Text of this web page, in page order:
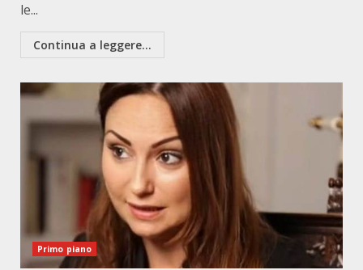
le...
Continua a leggere...
Primo piano